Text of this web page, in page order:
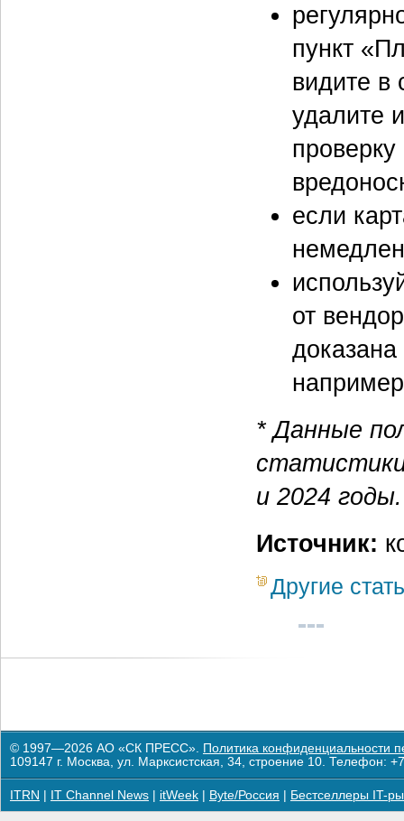
пункт
видите в
удалите
если
от
* Данные
и 2024 годы.
Источник:
Другие
© 1997—2026 АО «СК ПРЕСС». Политика конфиденциальности
109147 г. Москва, ул. Марксистская, 34, строение 10. Телефон:
ITRN IT Channel News itWeek Byte/Россия Бестселлеры IT-